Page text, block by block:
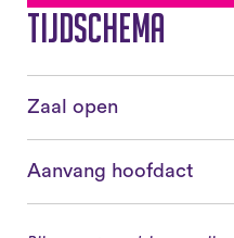
Tijdschema
Zaal open
Aanvang hoofdact